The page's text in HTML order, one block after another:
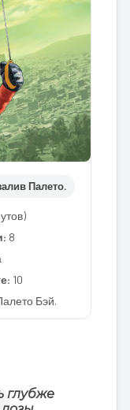
Палето.
8
10
Бэй.
глубже